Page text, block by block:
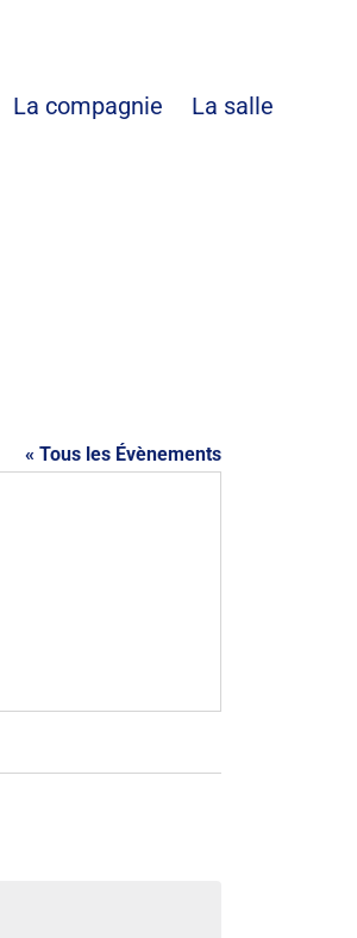
La compagnie La salle
« Tous les Évènements